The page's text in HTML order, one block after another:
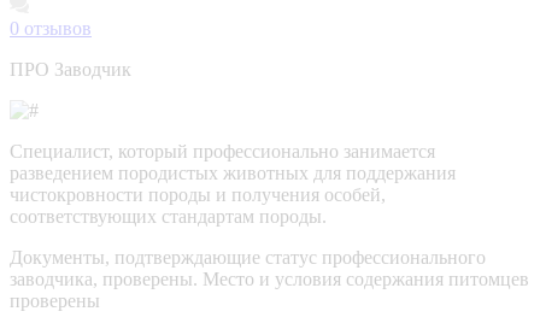
0 отзывов
ПРО Заводчик
Специалист, который профессионально занимается
разведением породистых животных для поддержания
чистокровности породы и получения особей,
соответствующих стандартам породы.
Документы, подтверждающие статус профессионального
заводчика, проверены. Место и условия содержания питомцев
проверены